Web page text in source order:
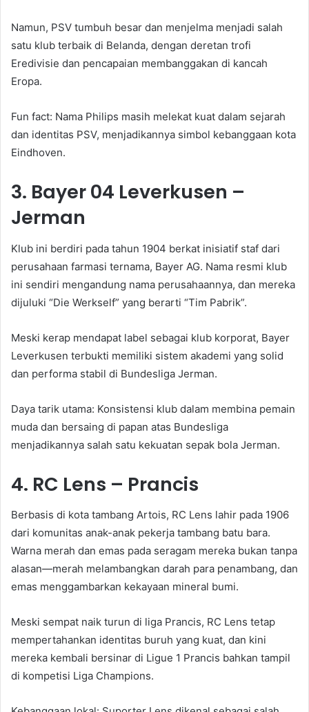
Namun, PSV tumbuh besar dan menjelma menjadi salah
satu klub terbaik di Belanda, dengan deretan trofi
Eredivisie dan pencapaian membanggakan di kancah
Eropa.
Fun fact: Nama Philips masih melekat kuat dalam sejarah
dan identitas PSV, menjadikannya simbol kebanggaan kota
Eindhoven.
3. Bayer 04 Leverkusen –
Jerman
Klub ini berdiri pada tahun 1904 berkat inisiatif staf dari
perusahaan farmasi ternama, Bayer AG. Nama resmi klub
ini sendiri mengandung nama perusahaannya, dan mereka
dijuluki “Die Werkself” yang berarti “Tim Pabrik”.
Meski kerap mendapat label sebagai klub korporat, Bayer
Leverkusen terbukti memiliki sistem akademi yang solid
dan performa stabil di Bundesliga Jerman.
Daya tarik utama: Konsistensi klub dalam membina pemain
muda dan bersaing di papan atas Bundesliga
menjadikannya salah satu kekuatan sepak bola Jerman.
4. RC Lens – Prancis
Berbasis di kota tambang Artois, RC Lens lahir pada 1906
dari komunitas anak-anak pekerja tambang batu bara.
Warna merah dan emas pada seragam mereka bukan tanpa
alasan—merah melambangkan darah para penambang, dan
emas menggambarkan kekayaan mineral bumi.
Meski sempat naik turun di liga Prancis, RC Lens tetap
mempertahankan identitas buruh yang kuat, dan kini
mereka kembali bersinar di Ligue 1 Prancis bahkan tampil
di kompetisi Liga Champions.